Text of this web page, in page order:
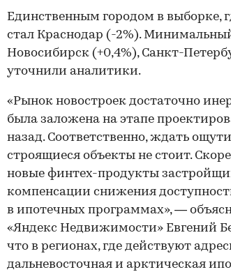
Единственным городом в выборке,
стал Краснодар (-2%).
Новосибирск (+0,4%), Санкт-
уточнили аналитики.
«Рынок новостроек достаточно
была заложена на этапе
назад. Соответственно, ждать
строящиеся объекты не стоит.
новые финтех-продукты
компенсации снижения
в ипотечных программах», —
«Яндекс Недвижимости» Евгений
что в регионах, где действуют
дальневосточная и арктическая